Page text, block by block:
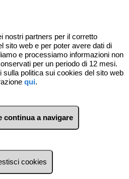
nostri partners per il corretto
sito web e per poter avere dati di
e processiamo informazioni non
per un periodo di 12 mesi.
sulla politica sui cookies del sito web
qui.
continua a navigare
cookies